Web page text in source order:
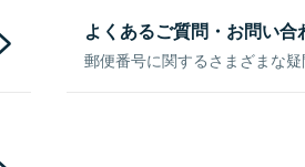
よくあるご質問・お問い合
郵便番号に関するさまざまな疑